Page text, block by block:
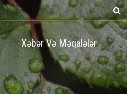
Xəbər Və Məqalələr